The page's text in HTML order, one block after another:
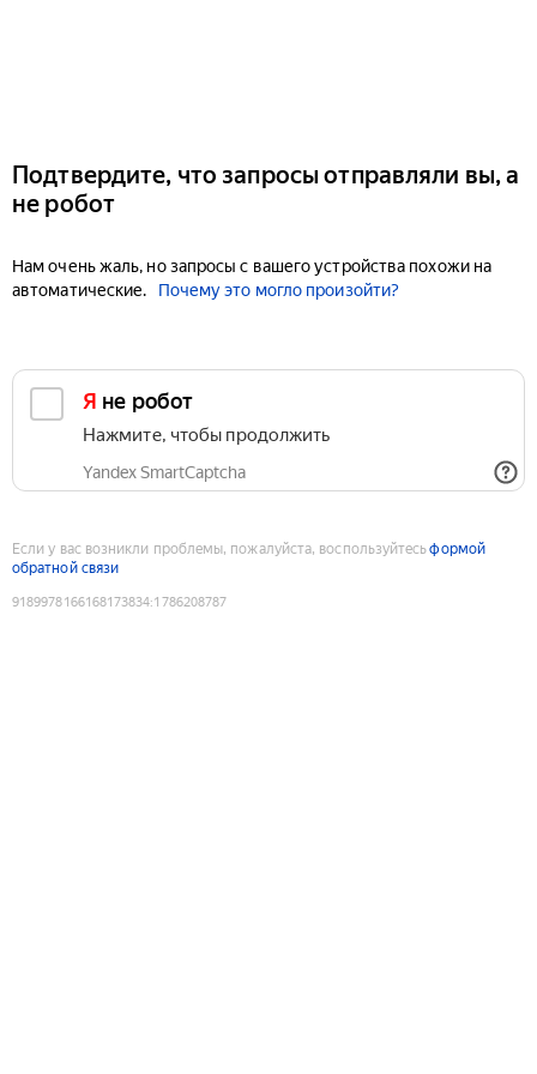
Подтвердите, что запросы отправляли вы, а
не робот
Нам очень жаль, но запросы с вашего устройства похожи на
автоматические.
Почему это могло произойти?
Я не робот
Нажмите, чтобы продолжить
Yandex SmartCaptcha
Если у вас возникли проблемы, пожалуйста, воспользуйтесьформой
обратной связи
9189978166168173834:1786208787